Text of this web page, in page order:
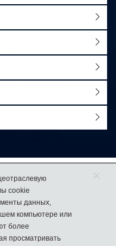
еще одной парой обуви
данных,
более
×